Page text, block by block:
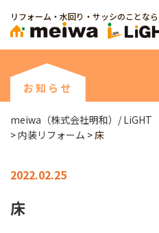
リフォーム・水回り・サッシのことなら
お知らせ
meiwa（株式会社明和）/ LiGHT
> 内装リフォーム > 床
2022.02.25
床